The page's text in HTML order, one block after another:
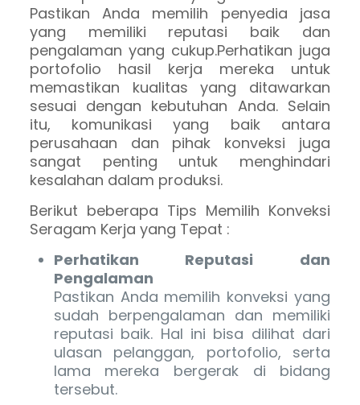
Pastikan Anda memilih penyedia jasa
yang memiliki reputasi baik dan
pengalaman yang cukup.Perhatikan juga
portofolio hasil kerja mereka untuk
memastikan kualitas yang ditawarkan
sesuai dengan kebutuhan Anda. Selain
itu, komunikasi yang baik antara
perusahaan dan pihak konveksi juga
sangat penting untuk menghindari
kesalahan dalam produksi.
Berikut beberapa Tips Memilih Konveksi
Seragam Kerja yang Tepat :
Perhatikan Reputasi dan
Pengalaman
Pastikan Anda memilih konveksi yang
sudah berpengalaman dan memiliki
reputasi baik. Hal ini bisa dilihat dari
ulasan pelanggan, portofolio, serta
lama mereka bergerak di bidang
tersebut.